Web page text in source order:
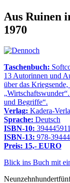
Aus Ruinen
1970
Taschenbuch:
13 Autorinnen und
über das
Wirtschaftswunder
und Begriffe .
Verlag: Kadera-
Sprache: Deutsch
ISBN-10:
ISBN-13: 978-
Preis: 15,- EURO
Blick ins Buch mit